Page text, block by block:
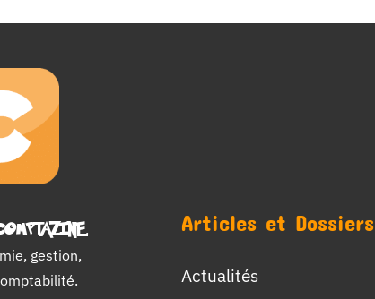
.
gestion,
Articles et Dossiers
Actualités